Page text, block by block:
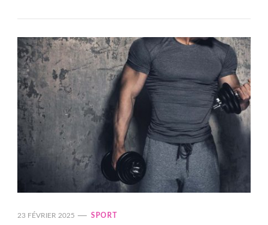
23 FÉVRIER 2025 SPORT